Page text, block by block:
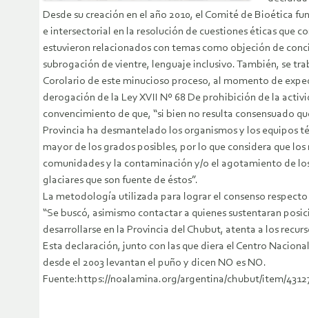
Desde su creación en el año 2010, el Comité de Bioética
e intersectorial en la resolución de cuestiones éticas que
estuvieron relacionados con temas como objeción de
subrogación de vientre, lenguaje inclusivo. También, se
Corolario de este minucioso proceso, al momento de
derogación de la Ley XVII Nº 68 De prohibición de la
convencimiento de que, “si bien no resulta consensuado
Provincia ha desmantelado los organismos y los equipos
mayor de los grados posibles, por lo que considera que
comunidades y la contaminación y/o el agotamiento de
glaciares que son fuente de éstos”.
La metodología utilizada para lograr el consenso
“Se buscó, asimismo contactar a quienes sustentaran
desarrollarse en la Provincia del Chubut, atenta a los
Esta declaración, junto con las que diera el Centro
desde el 2003 levantan el puño y dicen NO es NO.
Fuente:https://noalamina.org/argentina/chubut/item/